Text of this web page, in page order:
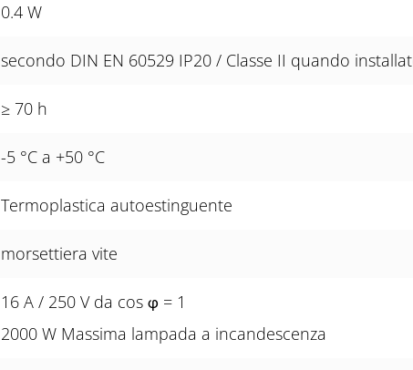
0.4 W
secondo DIN EN 60529 IP20 / Classe II quando
≥ 70 h
-5 °C a +50 °C
Termoplastica autoestinguente
morsettiera vite
16 A / 250 V da cos φ = 1
2000 W Massima lampada a incandescenza